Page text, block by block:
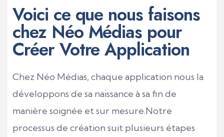
Voici ce que nous faisons
chez Néo Médias pour
Créer Votre Application
Chez Néo Médias, chaque application nous la
développons de sa naissance à sa fin de
manière soignée et sur mesure.Notre
processus de création suit plusieurs étapes